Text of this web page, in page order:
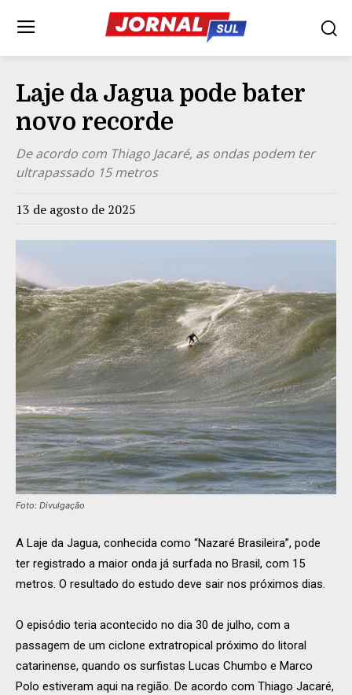
Laje da Jagua pode bater
novo recorde
De acordo com Thiago Jacaré, as ondas podem ter
ultrapassado 15 metros
13 de agosto de 2025
Foto: Divulgação
A Laje da Jagua, conhecida como “Nazaré Brasileira”, pode
ter registrado a maior onda já surfada no Brasil, com 15
metros. O resultado do estudo deve sair nos próximos dias.
O episódio teria acontecido no dia 30 de julho, com a
passagem de um ciclone extratropical próximo do litoral
catarinense, quando os surfistas Lucas Chumbo e Marco
Polo estiveram aqui na região. De acordo com Thiago Jacaré,